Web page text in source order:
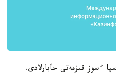
ءسوز قىزمەتى حابارلادى.